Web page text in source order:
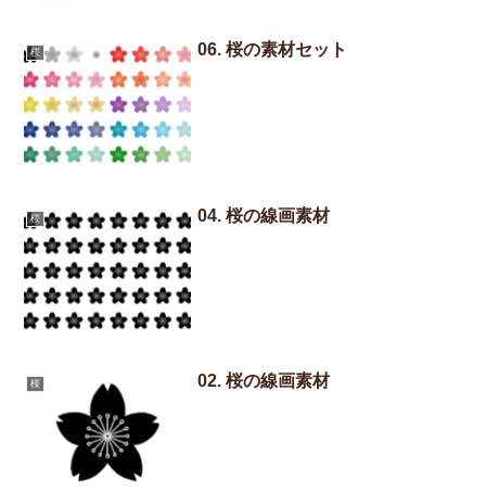
桜 06. 桜の素材セット
桜 04. 桜の線画素材
桜 02. 桜の線画素材